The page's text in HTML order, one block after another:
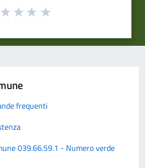
frequenti
039.66.59.1 - Numero verde